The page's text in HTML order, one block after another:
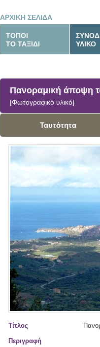
ΑΡΧΙΚΗ ΣΕΛΙΔΑ
ΤΟΠΟΙ
ΤΟ ΤΑΞΙΔΙ
ΥΛΙΚΟ
Πανοραμική άποψη
[Φωτογραφικό υλικό]
Ταυτότητα
Τίτλος
Περιγραφή